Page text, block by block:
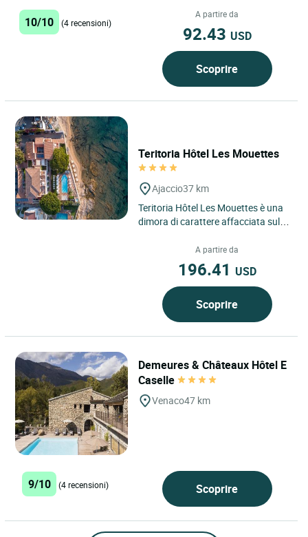
10/10 (4 recensioni)
A partire da
92.43 USD
Scoprire
Teritoria Hôtel Les Mouettes
Ajaccio37 km
Teritoria Hôtel Les Mouettes è una
dimora di carattere affacciata sul
Route des Sanguinaires,...
A partire da
196.41 USD
Scoprire
Demeures & Châteaux Hôtel E
Caselle
Venaco47 km
9/10 (4 recensioni) Scoprire